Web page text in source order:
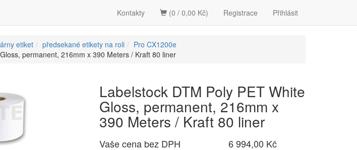
Registrace Přihlásit
Kontakty (0 / 0,00 Kč)
etiket předsekané etikety na roli
Pro CX1200e
permanent, 216mm x 390 Meters / Kraft 80 liner
Labelstock DTM Poly PET White
Gloss, permanent, 216mm x
390 Meters / Kraft 80 liner
Vaše cena bez DPH
6 994,00 Kč